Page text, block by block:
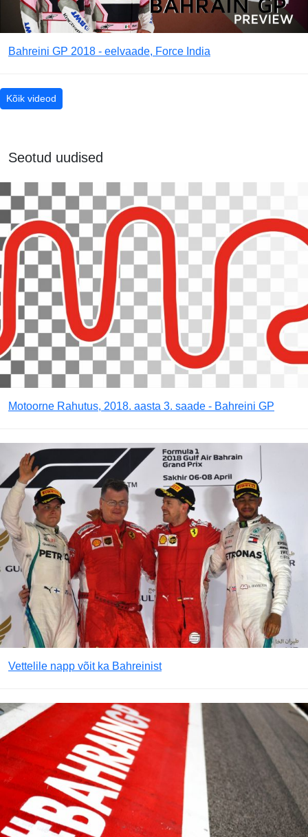
Bahreini GP 2018 - eelvaade, Force India
Kõik videod
Seotud uudised
Motoorne Rahutus, 2018. aasta 3. saade - Bahreini GP
Vettelile napp võit ka Bahreinist